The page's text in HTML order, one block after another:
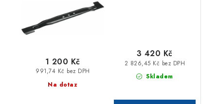
Na dotaz
991,74 Kč bez DPH
1 200 Kč
Skladem
2 826,45 Kč bez DPH
3 420 Kč